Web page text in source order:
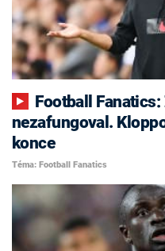
nezafungoval.
konce
Téma: Football Fanatics